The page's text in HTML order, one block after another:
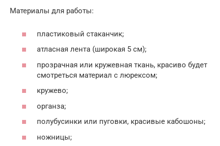
Материалы для работы:
пластиковый стаканчик;
атласная лента (широкая 5 см);
прозрачная или кружевная ткань, красиво будет
смотреться материал с люрексом;
кружево;
органза;
полубусинки или пуговки, красивые кабошоны;
ножницы;